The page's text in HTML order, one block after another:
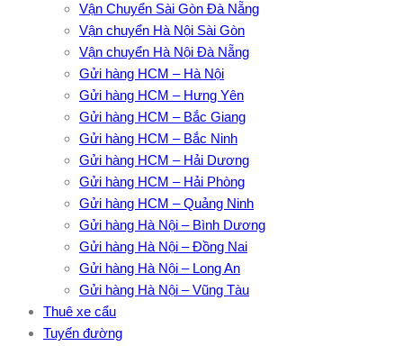
Vận Chuyển Sài Gòn Đà Nẵng
Vận chuyển Hà Nội Sài Gòn
Vận chuyển Hà Nội Đà Nẵng
Gửi hàng HCM – Hà Nội
Gửi hàng HCM – Hưng Yên
Gửi hàng HCM – Bắc Giang
Gửi hàng HCM – Bắc Ninh
Gửi hàng HCM – Hải Dương
Gửi hàng HCM – Hải Phòng
Gửi hàng HCM – Quảng Ninh
Gửi hàng Hà Nội – Bình Dương
Gửi hàng Hà Nội – Đồng Nai
Gửi hàng Hà Nội – Long An
Gửi hàng Hà Nội – Vũng Tàu
Thuê xe cẩu
Tuyến đường